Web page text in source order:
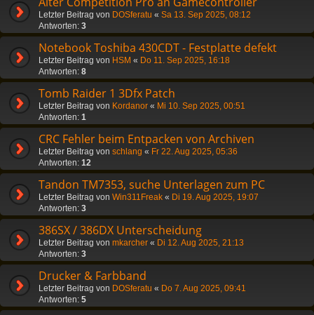
Letzter Beitrag von DOSferatu « Sa 13. Sep 2025, 08:12
Antworten: 3
Notebook Toshiba 430CDT - Festplatte defekt
Letzter Beitrag von HSM « Do 11. Sep 2025, 16:18
Antworten: 8
Tomb Raider 1 3Dfx Patch
Letzter Beitrag von Kordanor « Mi 10. Sep 2025, 00:51
Antworten: 1
CRC Fehler beim Entpacken von Archiven
Letzter Beitrag von schlang « Fr 22. Aug 2025, 05:36
Antworten: 12
Tandon TM7353, suche Unterlagen zum PC
Letzter Beitrag von Win311Freak « Di 19. Aug 2025, 19:07
Antworten: 3
386SX / 386DX Unterscheidung
Letzter Beitrag von mkarcher « Di 12. Aug 2025, 21:13
Antworten: 3
Drucker & Farbband
Letzter Beitrag von DOSferatu « Do 7. Aug 2025, 09:41
Antworten: 5